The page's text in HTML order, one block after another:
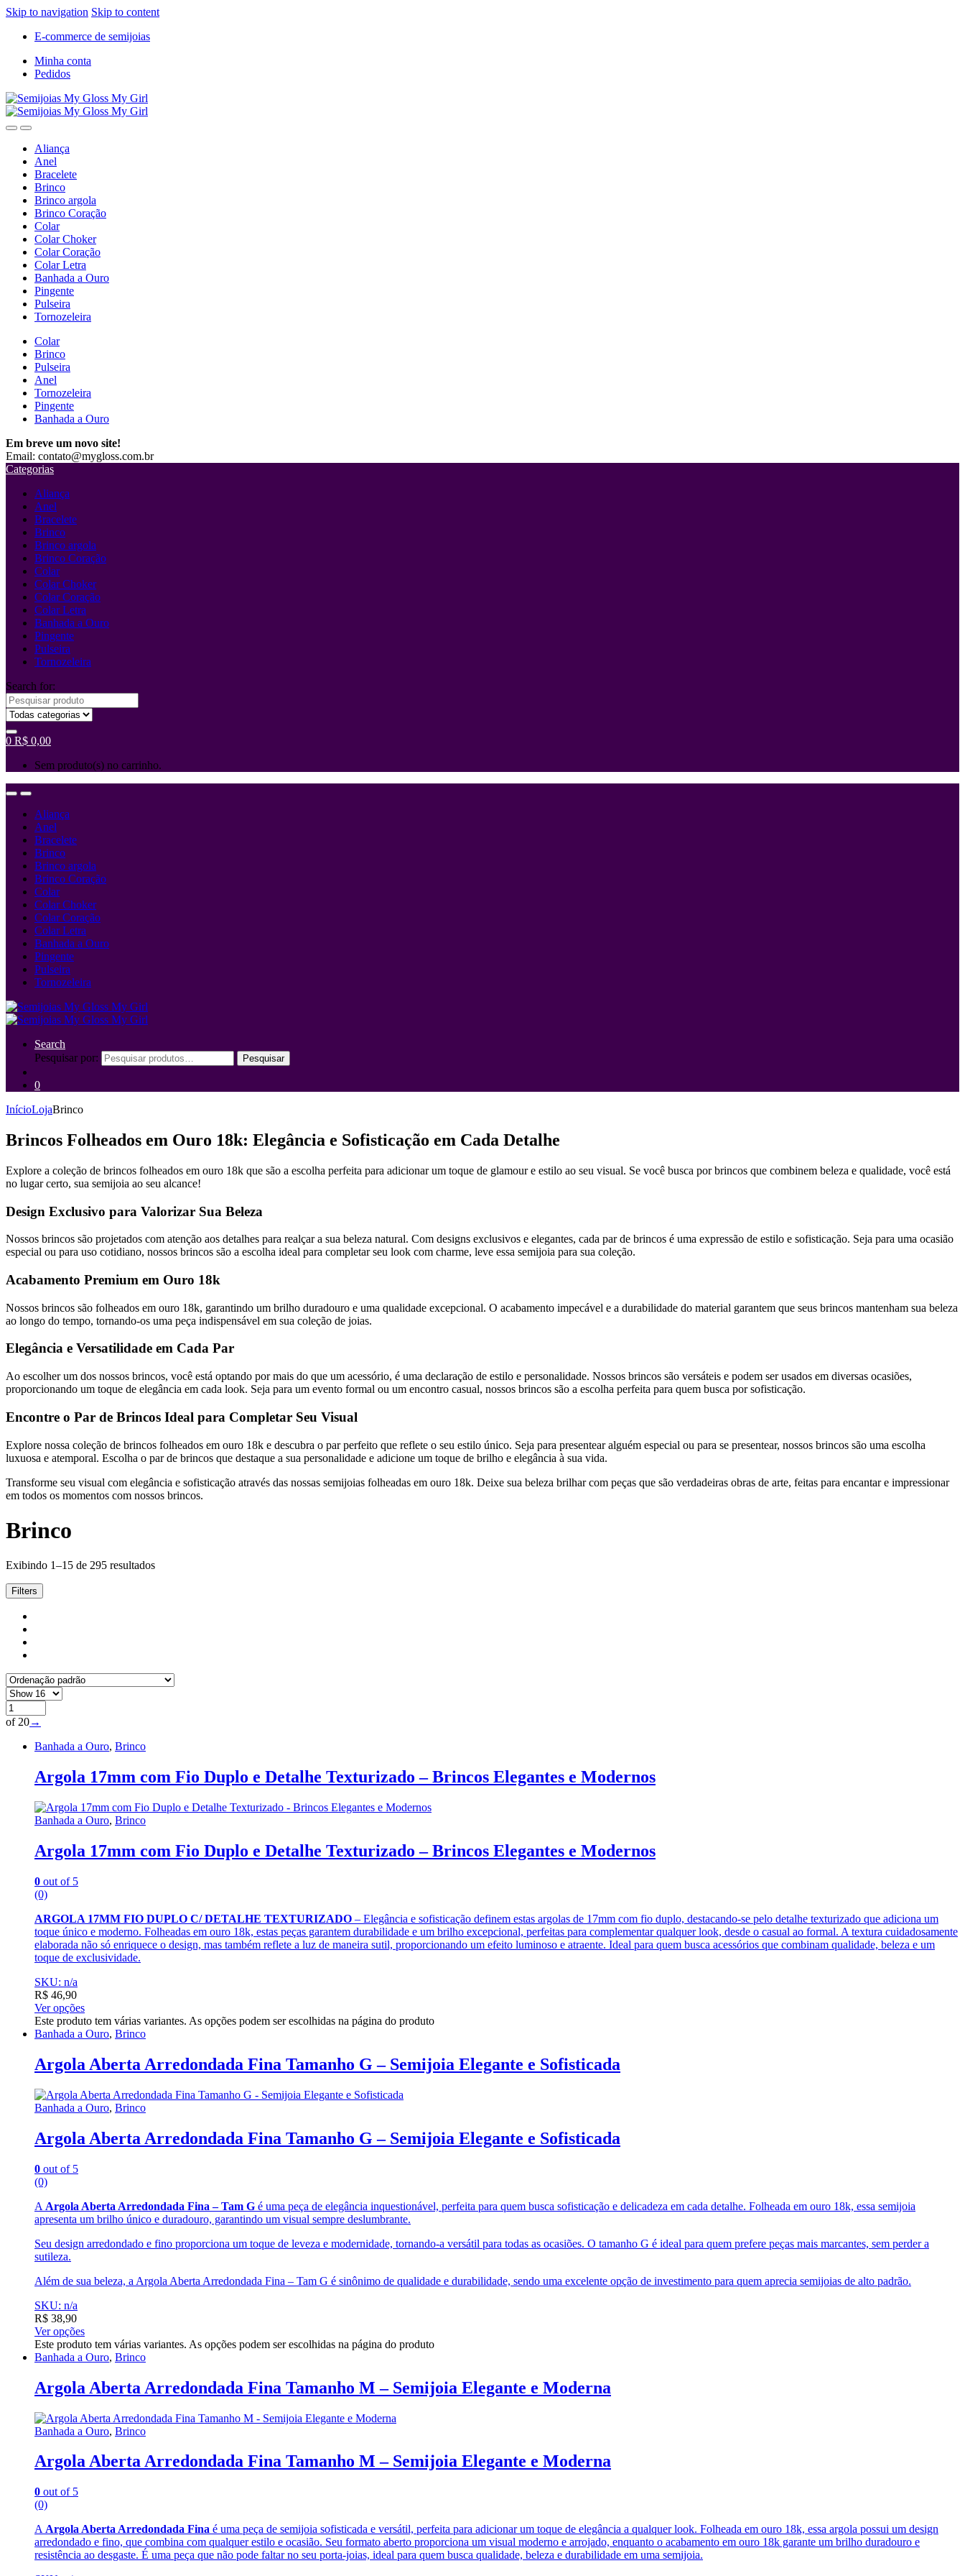
Skip to navigation Skip to content
E-commerce de semijoias
Minha conta
Pedidos
Aliança
Anel
Bracelete
Brinco
Brinco argola
Brinco Coração
Colar
Colar Choker
Colar Coração
Colar Letra
Banhada a Ouro
Pingente
Pulseira
Tornozeleira
Colar
Brinco
Pulseira
Anel
Tornozeleira
Pingente
Banhada a Ouro
Em breve um novo site!
Email: contato@mygloss.com.br
Categorias
Aliança
Anel
Bracelete
Brinco
Brinco argola
Brinco Coração
Colar
Colar Choker
Colar Coração
Colar Letra
Banhada a Ouro
Pingente
Pulseira
Tornozeleira
Search for:
0 R$ 0,00
Sem produto(s) no carrinho.
Aliança
Anel
Bracelete
Brinco
Brinco argola
Brinco Coração
Colar
Colar Choker
Colar Coração
Colar Letra
Banhada a Ouro
Pingente
Pulseira
Tornozeleira
Search
Pesquisar por:
Pesquisar
0
InícioLojaBrinco
Brincos Folheados em Ouro 18k: Elegância e Sofisticação em Cada Detalhe
Explore a coleção de brincos folheados em ouro 18k que são a escolha perfeita para adicionar um toque de glamour e estilo ao seu visual. Se você busca por brincos que combinem beleza e qualidade, você está
no lugar certo, sua semijoia ao seu alcance!
Design Exclusivo para Valorizar Sua Beleza
Nossos brincos são projetados com atenção aos detalhes para realçar a sua beleza natural. Com designs exclusivos e elegantes, cada par de brincos é uma expressão de estilo e sofisticação. Seja para uma ocasião
especial ou para uso cotidiano, nossos brincos são a escolha ideal para completar seu look com charme, leve essa semijoia para sua coleção.
Acabamento Premium em Ouro 18k
Nossos brincos são folheados em ouro 18k, garantindo um brilho duradouro e uma qualidade excepcional. O acabamento impecável e a durabilidade do material garantem que seus brincos mantenham sua beleza
ao longo do tempo, tornando-os uma peça indispensável em sua coleção de joias.
Elegância e Versatilidade em Cada Par
Ao escolher um dos nossos brincos, você está optando por mais do que um acessório, é uma declaração de estilo e personalidade. Nossos brincos são versáteis e podem ser usados em diversas ocasiões,
proporcionando um toque de elegância em cada look. Seja para um evento formal ou um encontro casual, nossos brincos são a escolha perfeita para quem busca por sofisticação.
Encontre o Par de Brincos Ideal para Completar Seu Visual
Explore nossa coleção de brincos folheados em ouro 18k e descubra o par perfeito que reflete o seu estilo único. Seja para presentear alguém especial ou para se presentear, nossos brincos são uma escolha
luxuosa e atemporal. Escolha o par de brincos que destaque a sua personalidade e adicione um toque de brilho e elegância à sua vida.
Transforme seu visual com elegância e sofisticação através das nossas semijoias folheadas em ouro 18k. Deixe sua beleza brilhar com peças que são verdadeiras obras de arte, feitas para encantar e impressionar
em todos os momentos com nossos brincos.
Brinco
Exibindo 1–15 de 295 resultados
Filters
of 20→
Banhada a Ouro, Brinco
Argola 17mm com Fio Duplo e Detalhe Texturizado – Brincos Elegantes e Modernos
Banhada a Ouro, Brinco
Argola 17mm com Fio Duplo e Detalhe Texturizado – Brincos Elegantes e Modernos
0 out of 5
(0)
ARGOLA 17MM FIO DUPLO C/ DETALHE TEXTURIZADO – Elegância e sofisticação definem estas argolas de 17mm com fio duplo, destacando-se pelo detalhe texturizado que adiciona um
toque único e moderno. Folheadas em ouro 18k, estas peças garantem durabilidade e um brilho excepcional, perfeitas para complementar qualquer look, desde o casual ao formal. A textura cuidadosamente
elaborada não só enriquece o design, mas também reflete a luz de maneira sutil, proporcionando um efeito luminoso e atraente. Ideal para quem busca acessórios que combinam qualidade, beleza e um
toque de exclusividade.
SKU: n/a
R$ 46,90
Ver opções
Este produto tem várias variantes. As opções podem ser escolhidas na página do produto
Banhada a Ouro, Brinco
Argola Aberta Arredondada Fina Tamanho G – Semijoia Elegante e Sofisticada
Banhada a Ouro, Brinco
Argola Aberta Arredondada Fina Tamanho G – Semijoia Elegante e Sofisticada
0 out of 5
(0)
A Argola Aberta Arredondada Fina – Tam G é uma peça de elegância inquestionável, perfeita para quem busca sofisticação e delicadeza em cada detalhe. Folheada em ouro 18k, essa semijoia
apresenta um brilho único e duradouro, garantindo um visual sempre deslumbrante.
Seu design arredondado e fino proporciona um toque de leveza e modernidade, tornando-a versátil para todas as ocasiões. O tamanho G é ideal para quem prefere peças mais marcantes, sem perder a
sutileza.
Além de sua beleza, a Argola Aberta Arredondada Fina – Tam G é sinônimo de qualidade e durabilidade, sendo uma excelente opção de investimento para quem aprecia semijoias de alto padrão.
SKU: n/a
R$ 38,90
Ver opções
Este produto tem várias variantes. As opções podem ser escolhidas na página do produto
Banhada a Ouro, Brinco
Argola Aberta Arredondada Fina Tamanho M – Semijoia Elegante e Moderna
Banhada a Ouro, Brinco
Argola Aberta Arredondada Fina Tamanho M – Semijoia Elegante e Moderna
0 out of 5
(0)
A Argola Aberta Arredondada Fina é uma peça de semijoia sofisticada e versátil, perfeita para adicionar um toque de elegância a qualquer look. Folheada em ouro 18k, essa argola possui um design
arredondado e fino, que combina com qualquer estilo e ocasião. Seu formato aberto proporciona um visual moderno e arrojado, enquanto o acabamento em ouro 18k garante um brilho duradouro e
resistência ao desgaste. É uma peça que não pode faltar no seu porta-joias, ideal para quem busca qualidade, beleza e durabilidade em uma semijoia.